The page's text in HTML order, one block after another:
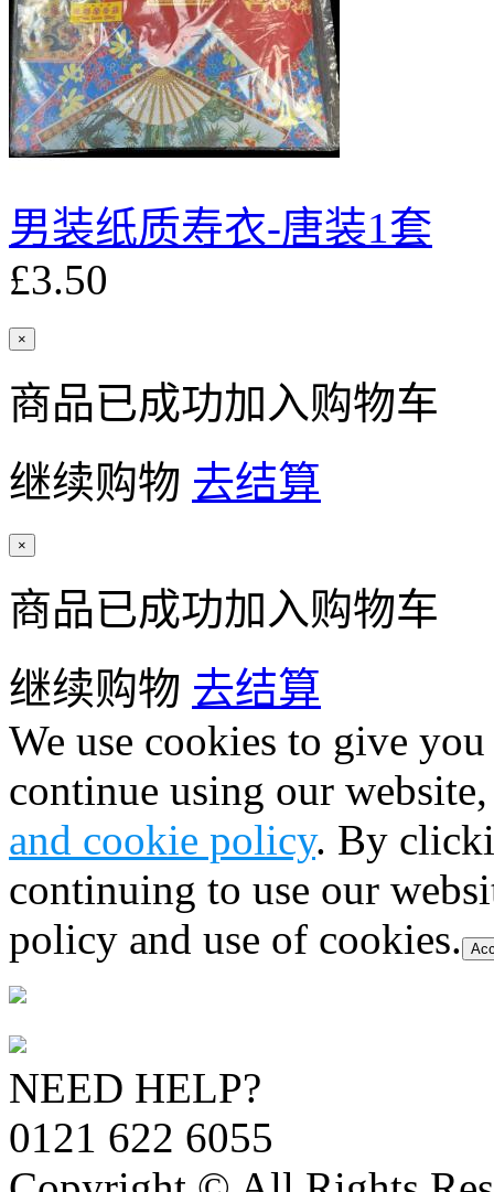
男装纸质寿衣-唐装1套
£3.50
×
商品已成功加入购物车
继续购物 去结算
×
商品已成功加入购物车
继续购物 去结算
We use cookies to give
continue using our
and cookie policy. By
continuing to use our
policy and use of cookies.
NEED HELP?
0121 622 6055